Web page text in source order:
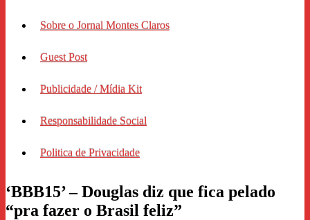
Sobre o Jornal Montes Claros
Guest Post
Publicidade / Mídia Kit
Responsabilidade Social
Politica de Privacidade
‘BBB15’ – Douglas diz que fica pelado
“pra fazer o Brasil feliz”